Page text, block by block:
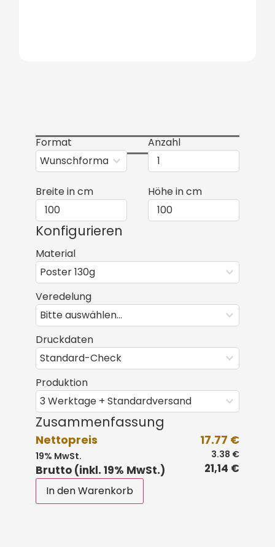
Format Anzahl
Breite in cm Höhe in cm
Konfigurieren
Material
Veredelung
Druckdaten
Produktion
Zusammenfassung
Nettopreis
19% MwSt.
Brutto (inkl. 19% MwSt.)
17.77 €
3.38 €
21,14 €
In den Warenkorb